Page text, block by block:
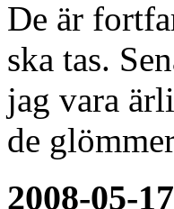
De är
ska tas.
jag vara
de
2008-05-17